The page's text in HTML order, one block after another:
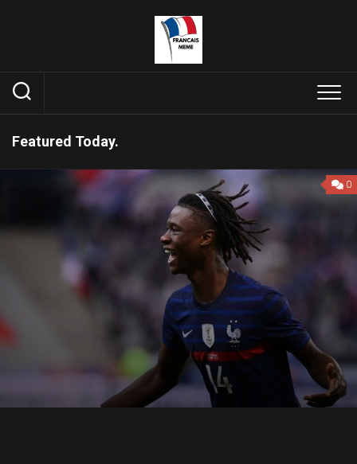
Featured Today.
0